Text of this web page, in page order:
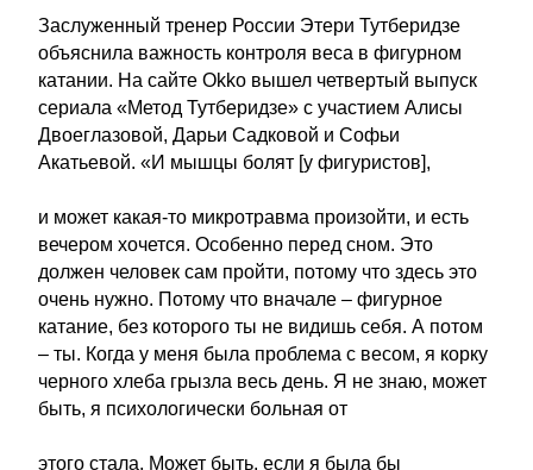
Заслуженный тренер России Этери Тутберидзе
объяснила важность контроля веса в фигурном
катании. На сайте Okko вышел четвертый выпуск
сериала «Метод Тутберидзе» с участием Алисы
Двоеглазовой, Дарьи Садковой и Софьи
Акатьевой. «И мышцы болят [у фигуристов],
и может какая-то микротравма произойти, и есть
вечером хочется. Особенно перед сном. Это
должен человек сам пройти, потому что здесь это
очень нужно. Потому что вначале – фигурное
катание, без которого ты не видишь себя. А потом
– ты. Когда у меня была проблема с весом, я корку
черного хлеба грызла весь день. Я не знаю, может
быть, я психологически больная от
этого стала. Может быть, если я была бы